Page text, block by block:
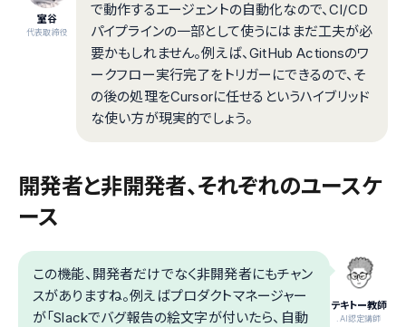
室谷
代表取締役
で動作するエージェントの自動化なので、CI/CD
パイプラインの一部として使うにはまだ工夫が必
要かもしれません。例えば、GitHub Actionsのワ
ークフロー実行完了をトリガーにできるので、そ
の後の処理をCursorに任せるというハイブリッド
な使い方が現実的でしょう。
開発者と非開発者、それぞれのユースケ
ース
テキトー教師
.AI認定講師
この機能、開発者だけでなく非開発者にもチャン
スがありますね。例えばプロダクトマネージャー
が「Slackでバグ報告の絵文字が付いたら、自動